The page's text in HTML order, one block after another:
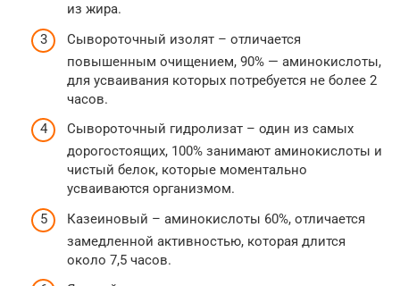
из жира.
Сывороточный изолят – отличается
повышенным очищением, 90% — аминокислоты,
для усваивания которых потребуется не более 2
часов.
Сывороточный гидролизат – один из самых
дорогостоящих, 100% занимают аминокислоты и
чистый белок, которые моментально
усваиваются организмом.
Казеиновый – аминокислоты 60%, отличается
замедленной активностью, которая длится
около 7,5 часов.